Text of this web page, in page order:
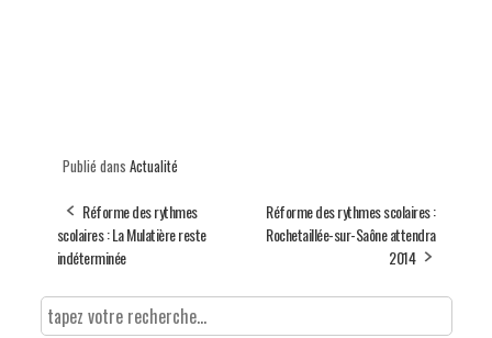
Publié dans Actualité
Réforme des rythmes
scolaires : La Mulatière reste
indéterminée
Réforme des rythmes scolaires :
Rochetaillée-sur-Saône attendra
2014